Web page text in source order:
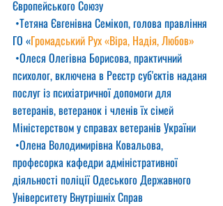
Європейського Союзу
•Тетяна Євгенівна Семікоп, голова правління
ГО «Громадський Рух «Віра, Надія, Любов»
•Олеся Олегівна Борисова, практичний
психолог, включена в Реєстр суб'єктів наданя
послуг із психіатричної допомоги для
ветеранів, ветеранок і членів їх сімей
Міністерством у справах ветеранів України
•Олена Володимирівна Ковальова,
професорка кафедри адміністративної
діяльності поліції Одеського Державного
Університету Внутрішніх Справ